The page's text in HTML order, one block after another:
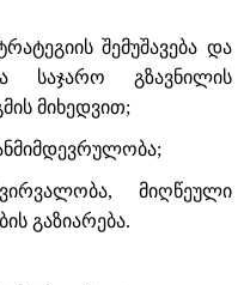
შემუშავება და
საჯარო გზავნილის
მიხედვით;
მიღწეული
გაზიარება.